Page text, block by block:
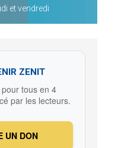
et vendredi
ZENIT
tous en 4
par les lecteurs.
UN DON